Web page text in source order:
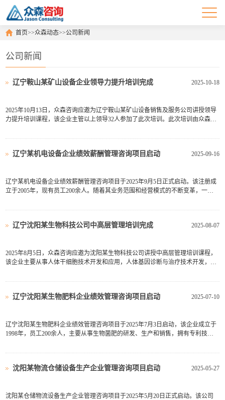
首页>>众森动态>>公司新闻
公司新闻
2025-10-18
辽宁鞍山某矿山设备企业领导力提升培训完成
2025年10月13日，众森咨询应邀为辽宁鞍山某矿山设备销售及服务公司讲授领导
力提升培训课程，该企业主管以上领导32人参加了此次培训。此次培训由众森咨
确了中高层管理人员的定位，然后围绕“以身作则、共启愿景、挑战现状、激励人
2025-09-16
辽宁某机电设备企业绩效薪酬管理咨询项目启动
辽宁某机电设备企业绩效薪酬管理咨询项目于2025年9月5日正式启动。该注册成
立于2005年，现有员工200余人。随着其业务范围和经营模式的不断变革，一些
总是难以落地，内部经常出现职责推诿扯皮等内耗问题。当前该单位在职责管理
2025-08-07
辽宁沈阳某生物科技公司中高层管理培训完成
2025年8月5日，众森咨询应邀为沈阳某生物科技公司讲授中高层管理培训课程，
该企业主要从事人体干细胞技术开发和应用，人体基因诊断与治疗技术开发，细
询首席顾问刘老师主讲，刘老师结合企业管理工作实际与现状，首先明确了中高
2025-07-10
辽宁沈阳某生物肥料企业绩效管理咨询项目启动
辽宁沈阳某生物肥料企业绩效管理咨询项目于2025年7月3日启动，该企业成立于
1998年，员工200余人，主要从事生物菌肥的研发、生产和销售，拥有专利技术
茅。随着企业规模不断扩张，企业绩效考核与管理问题已经成为企业发展的瓶颈
2025-05-27
沈阳某物流仓储设备生产企业管理咨询项目启动
沈阳某仓储物流设备生产企业管理咨询项目于2025年5月20日正式启动。该公司